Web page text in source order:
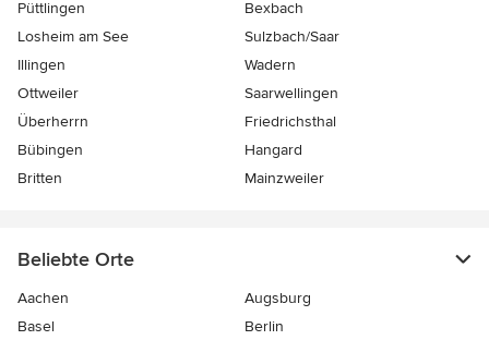
Püttlingen
Bexbach
Losheim am See
Sulzbach/Saar
Illingen
Wadern
Ottweiler
Saarwellingen
Überherrn
Friedrichsthal
Bübingen
Hangard
Britten
Mainzweiler
Beliebte Orte
Aachen
Augsburg
Basel
Berlin